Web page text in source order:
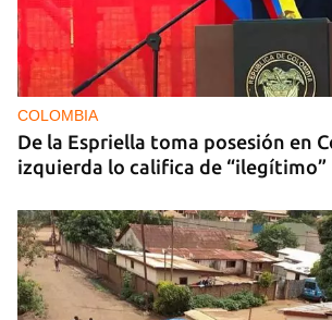
COLOMBIA
De la Espriella toma posesión en
izquierda lo califica de “ilegítimo”